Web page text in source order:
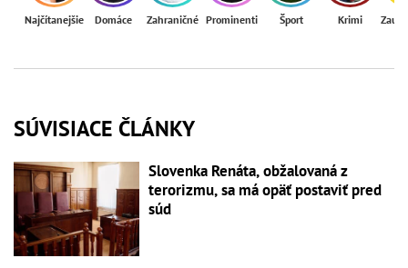
Najčítanejšie Domáce Zahraničné Prominenti Šport Krimi
SÚVISIACE ČLÁNKY
Slovenka Renáta, obžalovaná z
terorizmu, sa má opäť postaviť pred
súd